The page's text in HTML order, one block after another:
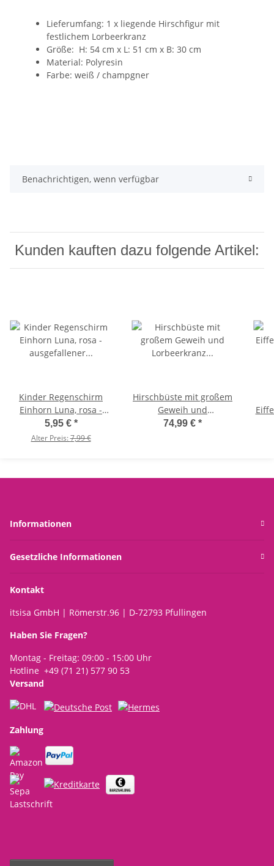
Lieferumfang: 1 x liegende Hirschfigur mit
festlichem Lorbeerkranz
Größe: H: 54 cm x L: 51 cm x B: 30 cm
Material: Polyresin
Farbe: weiß / champgner
Benachrichtigen, wenn verfügbar
Kunden kauften dazu folgende Artikel:
Kinder Regenschirm
Einhorn Luna, rosa -
ausgefallener
Stockschirm,
5,95 € *
Alter Preis:7,99 €
Hirschbüste mit großem
Geweih und
Lorbeerkranz - Dekofigur
74,99 € *
Informationen
Gesetzliche Informationen
Kontakt
itsisa GmbH | Römerstr.96 | D-72793 Pfullingen
Haben Sie Fragen?
Montag - Freitag: 09:00 - 15:00 Uhr
Hotline +49 (71 21) 577 90 53
Versand
Zahlung